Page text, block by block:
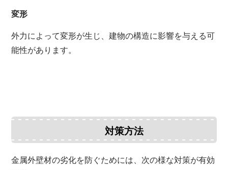
変形
外力によって変形が生じ、建物の構造に影響を与える可
能性があります。
対策方法
金属外壁材の劣化を防ぐためには、次の様な対策が有効